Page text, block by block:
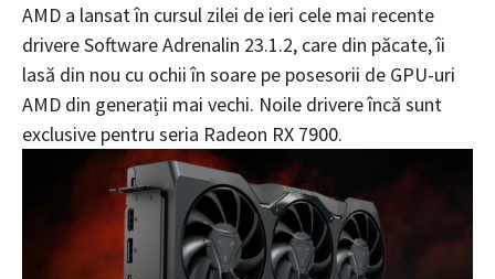
AMD a lansat în cursul zilei de ieri cele mai recente
drivere Software Adrenalin 23.1.2, care din păcate, îi
lasă din nou cu ochii în soare pe posesorii de GPU-uri
AMD din generații mai vechi. Noile drivere încă sunt
exclusive pentru seria Radeon RX 7900.